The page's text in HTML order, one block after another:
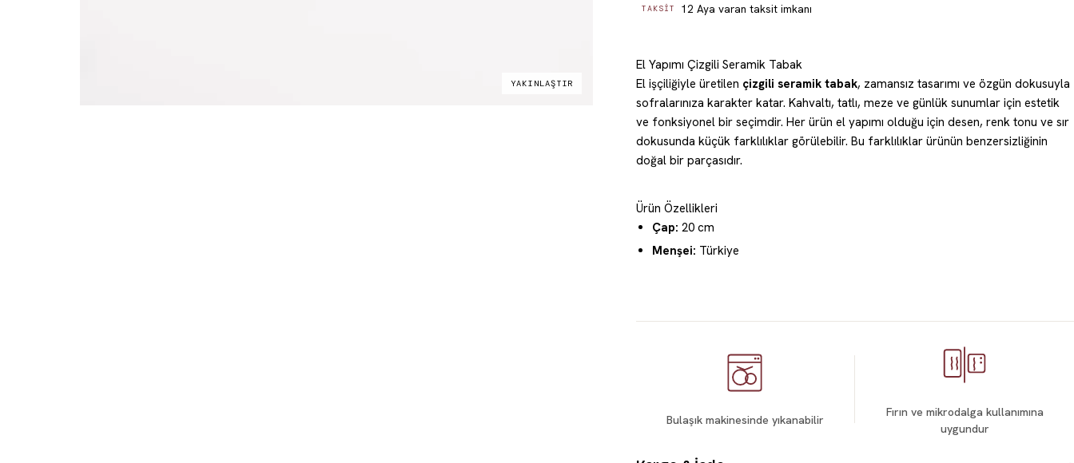
YAKINLAŞTIR
TAKSIT 12 Aya varan taksit imkanı
El Yapımı Çizgili Seramik Tabak
El işçiliğiyle üretilen çizgili seramik tabak, zamansız tasarımı ve özgün dokusuyla
sofralarınıza karakter katar. Kahvaltı, tatlı, meze ve günlük sunumlar için estetik
ve fonksiyonel bir seçimdir. Her ürün el yapımı olduğu için desen, renk tonu ve sır
dokusunda küçük farklılıklar görülebilir. Bu farklılıklar ürünün benzersizliğinin
doğal bir parçasıdır.
Ürün Özellikleri
Çap: 20 cm
Menşei: Türkiye
Bulaşık makinesinde yıkanabilir
Fırın ve mikrodalga kullanımına
uygundur